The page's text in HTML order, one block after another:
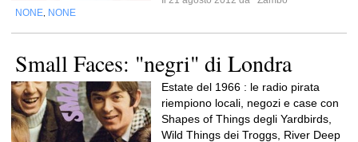
NONE NONE
Small Faces: "negri" di Londra
Estate del 1966 : le radio pirata
riempiono locali, negozi e case con
Shapes of Things degli Yardbirds,
Wild Things dei Troggs, River Deep